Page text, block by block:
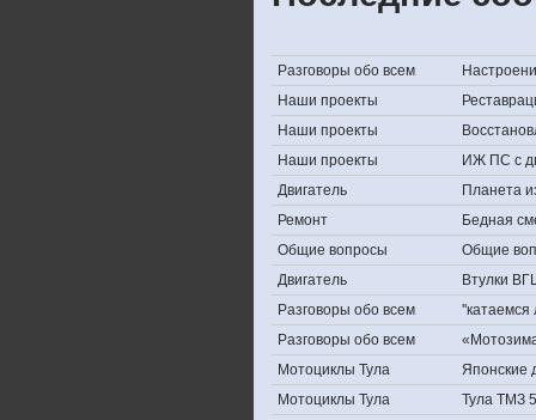
Разговоры обо всем
Наши проекты
Наши проекты
Наши проекты
ИЖ ПС с
Двигатель
Планета
Ремонт
Бедная
Общие вопросы
Общие
Двигатель
Втулки
Разговоры обо всем
Разговоры обо всем
Мотоциклы Тула
Японские
Мотоциклы Тула
Тула ТМЗ